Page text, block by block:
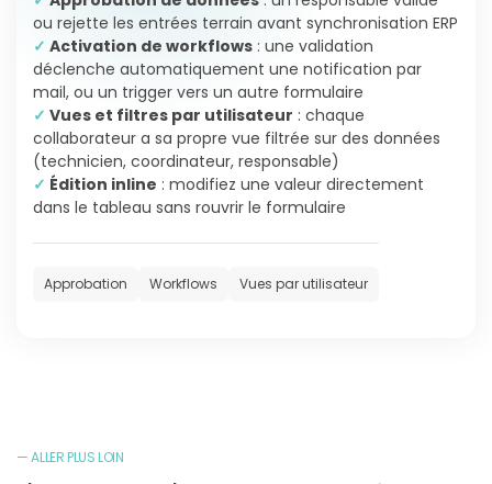
ou rejette les entrées terrain avant synchronisation ERP
✓ Activation de workflows : une validation
déclenche automatiquement une notification par
mail, ou un trigger vers un autre formulaire
✓ Vues et filtres par utilisateur : chaque
collaborateur a sa propre vue filtrée sur des données
(technicien, coordinateur, responsable)
✓ Édition inline : modifiez une valeur directement
dans le tableau sans rouvrir le formulaire
Approbation Workflows Vues par utilisateur
— ALLER PLUS LOIN